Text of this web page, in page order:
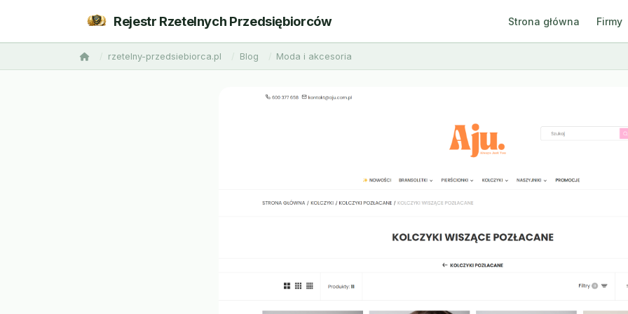
Rejestr Rzetelnych Przedsiębiorców Strona główna Firmy
rzetelny-przedsiebiorca.pl Blog Moda i akcesoria